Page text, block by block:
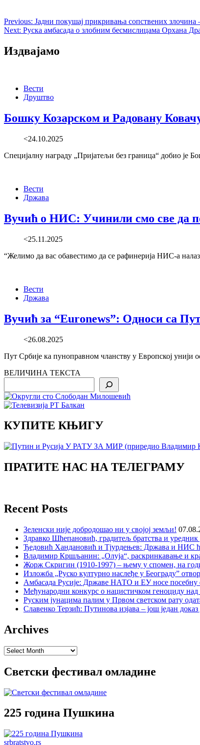
Previous: Јадни покушај прикривања сопствених
Next: Руска амбасада о злобним бесмислицама Орхана
Издвајамо
Вести
Друштво
Бошку Козарском и Радовану
<24.10.2025
Специјалну награду „Пријатељи без граница“ добио је
Вести
Држава
Вучић о НИС: Учинили смо све да
<25.11.2025
“Желимо да вас обавестимо да се рафинерија НИС-а
Вести
Држава
Вучић за “Euronews”: Односи са
<26.08.2025
Пут Србије ка пуноправном чланству у Европској унији
ВЕЛИЧИНА ТЕКСТА
КУПИТЕ КЊИГУ
ПРАТИТЕ НАС НА ТЕЛЕГРАМУ
Recent Posts
Зеленски није добродошао ни у својој земљи!
Здравко Шћепановић, градитељ братства и
Ђедовић Хандановић и Тјурдењев: Држава и НИС
Владимир Кршљанин: „Олуја“, раскринкавање и
Жорж Скригин (1910-1997) – њему у спомен, на
Изложба „Руско културно наслеђе у Београду”
Амбасада Русије: Државе НАТО и ЕУ носе посебну
Међународни конкурс о нацистичком геноциду над
Руским јунацима палим у Првом светском рату
Славенко Терзић: Путинова изјава – још један
Archives
Archives
Светски фестивал омладине
225 година Пушкина
srbratstvo.rs